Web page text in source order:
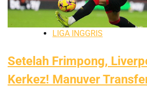
LIGA INGGRIS
Setelah Frimpong,
Kerkez! Manuver